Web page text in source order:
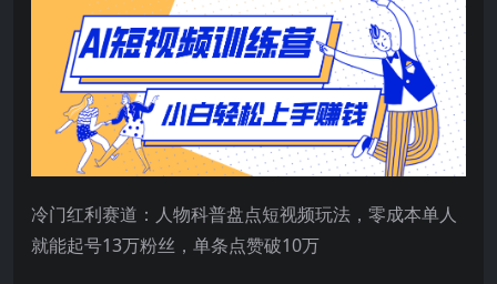
冷门红利赛道：人物科普盘点短视频玩法，零成本单人
就能起号13万粉丝，单条点赞破10万